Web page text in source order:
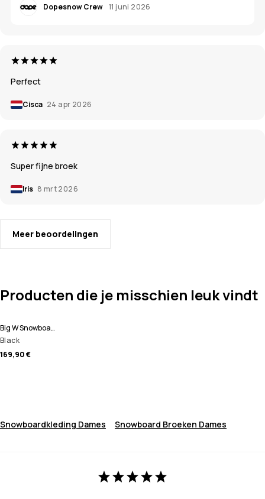
Dopesnow Crew 11 juni 2026
Perfect
Cisca 24 apr 2026
Super fijne broek
Iris 8 mrt 2026
Meer beoordelingen
Producten die je misschien leuk vindt
Big W Snowboard Broek Dames
Black
169,90 €
Snowboardkleding Dames Snowboard Broeken Dames